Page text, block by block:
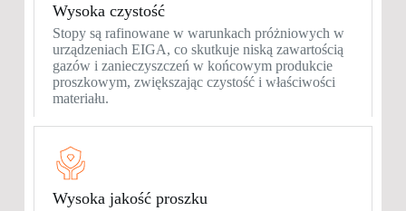
Wysoka czystość
Stopy są rafinowane w warunkach próżniowych w
urządzeniach EIGA, co skutkuje niską zawartością
gazów i zanieczyszczeń w końcowym produkcie
proszkowym, zwiększając czystość i właściwości
materiału.
Wysoka jakość proszku